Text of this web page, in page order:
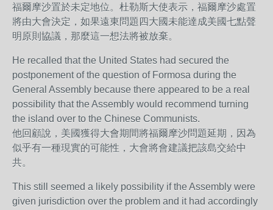
福爾摩沙置於未定地位。杜勒斯大使表示，福爾摩沙處置
將由大會決定，如果遠東問題四大國未能達成美國七點聲
明原則協議，那麼這一想法將被放棄。
He recalled that the United States had secured the
postponement of the question of Formosa during the
General Assembly because there appeared to be a real
possibility that the Assembly would recommend turning
the island over to the Chinese Communists.
他回顧說，美國獲得大會期間將福爾摩沙問題延期，因為
似乎有一種現實的可能性，大會將會建議把該島交給中
共。
This still seemed a likely possibility if the Assembly were
given jurisdiction over the problem and it had accordingly